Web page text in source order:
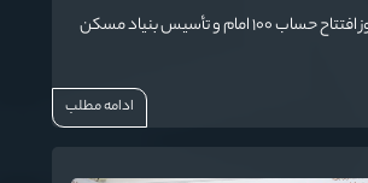
به مناسبت سالروز افتتاح حساب ۱۰۰ امام و تأسیس بنیاد مسکن
ادامه مطلب